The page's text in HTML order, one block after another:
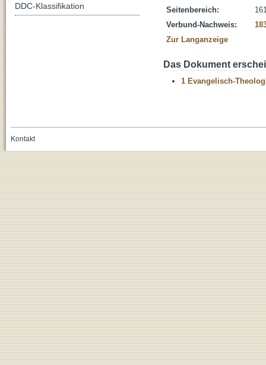
Seitenbereich:
Verbund-Nachweis:
Zur Langanzeige
Das Dokument
1 Evangelisch-
DDC-Klassifikation
Kontakt